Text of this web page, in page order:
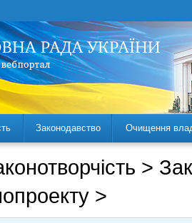
Законодавство Очищення
>
>